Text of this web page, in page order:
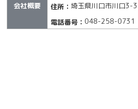
会社概要
住所： 埼玉県川口市川口3-
電話番号： 048-258-0731